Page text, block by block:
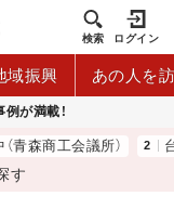
検索 ログイン
域振興 あの人を
が満載！
森商工会議所） 台
す